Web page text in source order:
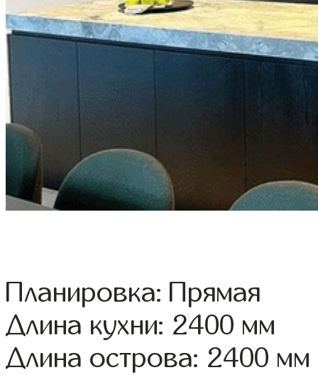
Планировка: Прямая
Длина кухни: 2400 мм
Длина острова: 2400 мм